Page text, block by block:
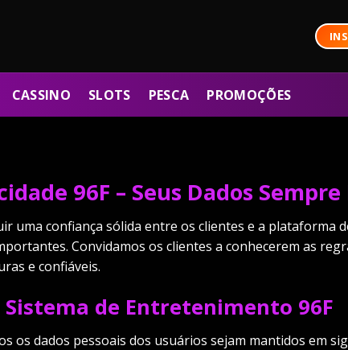
CASSINO SLOTS PESCA PROMOÇÕES
96F – Seus Dados
uma confiança sólida entre os clientes e a plataforma
Convidamos os clientes a conhecerem as
e confiáveis.
de Entretenimento 96F
os dados pessoais dos usuários sejam mantidos em